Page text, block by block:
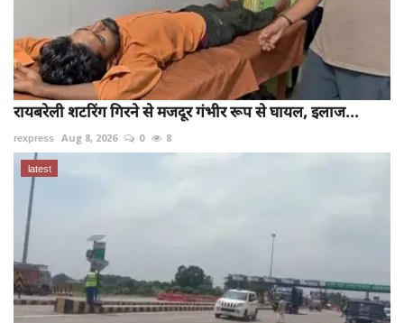
रायबरेली शटरिंग गिरने से मजदूर गंभीर रूप से घायल, इलाज...
rexpress Aug 8, 2026 0 8
latest